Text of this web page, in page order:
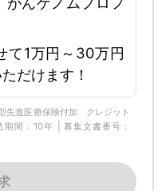
て1万円～30万円
だけます！
先進医療保険付加 クレジット
間：10年 | 募集文書番号：